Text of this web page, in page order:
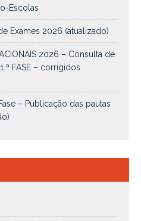
Escolas
Exames 2026 (atualizado)
2026 – Consulta de
FASE – corrigidos
– Publicação das pautas